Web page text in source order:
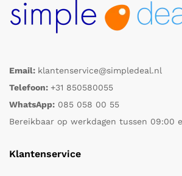
Email: klantenservice@simpledeal.nl
Telefoon: +31 850580055
WhatsApp: 085 058 00 55
Bereikbaar op werkdagen tussen 09:00
Klantenservice